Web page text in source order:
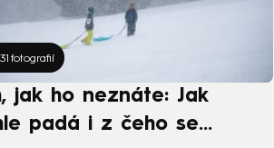
31 fotografií
jak ho neznáte: Jak
padá i z čeho se